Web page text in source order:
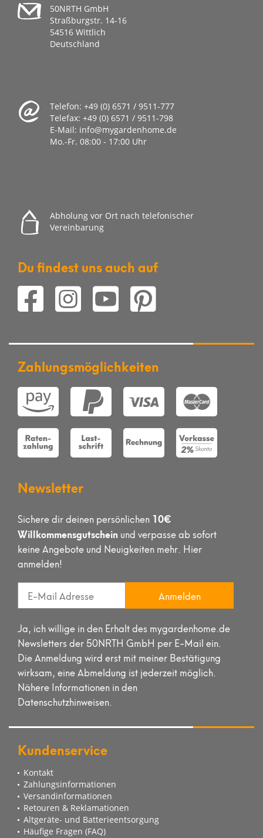
50NRTH GmbH
Straßburgstr. 14-16
54516 Wittlich
Deutschland
Telefon: +49 (0) 6571 / 9511-777
Telefax: +49 (0) 6571 / 9511-798
E-Mail: info@mygardenhome.de
Mo.-Fr. 08:00 - 17:00 Uhr
Abholung vor Ort nach telefonischer
Vereinbarung
Du findest uns auch auf
Zahlungsmöglichkeiten
Newsletter
Sichere dir deinen persönlichen 10€
Willkommensgutschein und verpasse ab sofort
keine Angebote und Neuigkeiten mehr. Hier
anmelden!
Anmelden
Ja, ich willige in den Erhalt des mygardenhome.de
Newsletters der 50NRTH GmbH per E-Mail ein.
Die Anmeldung wird erst mit meiner Bestätigung
wirksam, eine Abmeldung ist jederzeit möglich.
Nähere Informationen in den
Datenschutzhinweisen.
Kundenservice
Kontakt
Zahlungsinformationen
Versandinformationen
Retouren & Reklamationen
Altgeräte- und Batterieentsorgung
Häufige Fragen (FAQ)